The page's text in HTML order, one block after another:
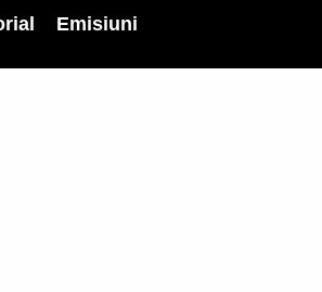
Emisiuni